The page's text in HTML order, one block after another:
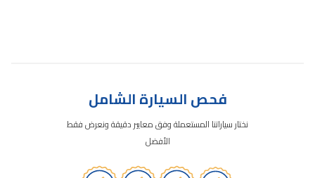
فحص السيارة الشامل
نختار سياراتنا المستعملة وفق معايير دقيقة ونعرض فقط
الأفضل